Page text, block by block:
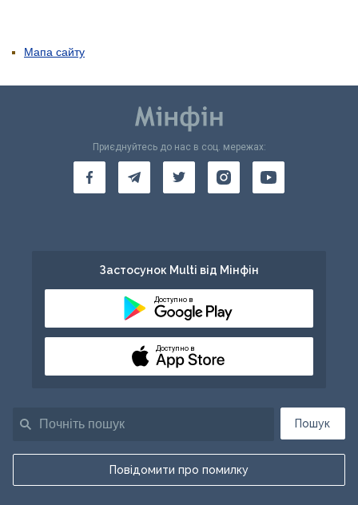
Мапа сайту
Пошук
Повідомити про помилку
Приєднуйтесь до нас в соц. мережах:
Застосунок Multi від Мінфін
Доступно в
Доступно в